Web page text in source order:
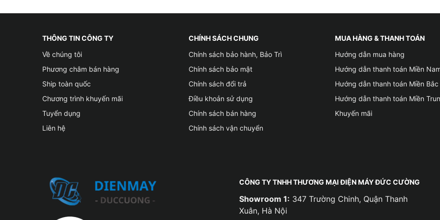
THÔNG TIN CÔNG TY
Về chúng tôi
Phương châm bán hàng
Ship toàn quốc
Chương trình khuyến mãi
Tuyển dụng
Liên hệ
CHÍNH SÁCH CHUNG
Chính sách bảo hành, Bảo Trì
Chính sách bảo mật
Chính sách đổi trả
Điều khoản sử dụng
Chính sách bán hàng
Chính sách vận chuyển
MUA HÀNG & THANH TOÁN
Hướng dẫn mua hàng
Hướng dẫn thanh toán Miền
Hướng dẫn thanh toán Miền Bắc
Hướng dẫn thanh toán Miền
Khuyến mãi
CÔNG TY TNHH THƯƠNG MẠI ĐIỆN MÁY ĐỨC CƯỜNG
Showroom 1: 347 Trường Chinh, Quận Thanh
Xuân, Hà Nội